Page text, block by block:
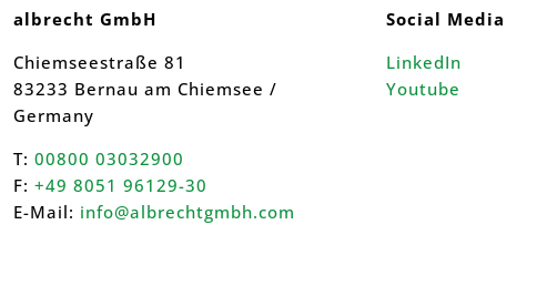
albrecht GmbH
Chiemseestraße 81
83233 Bernau am Chiemsee /
Germany
T: 00800 03032900
F: +49 8051 96129-30
E-Mail: info@albrechtgmbh.com
Social Media
LinkedIn
Youtube